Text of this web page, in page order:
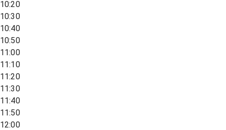
10:20
10:30
10:40
10:50
11:00
11:10
11:20
11:30
11:40
11:50
12:00